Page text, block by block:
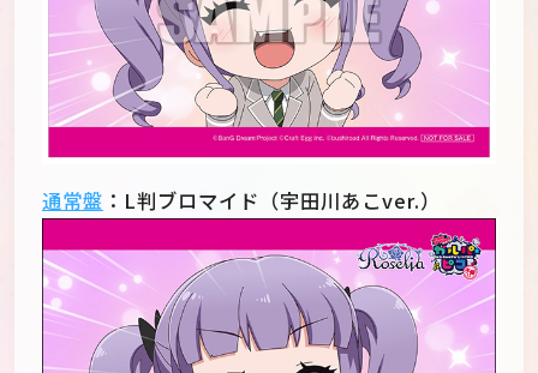
通常盤 ：L判ブロマイド（宇田川あこver.）